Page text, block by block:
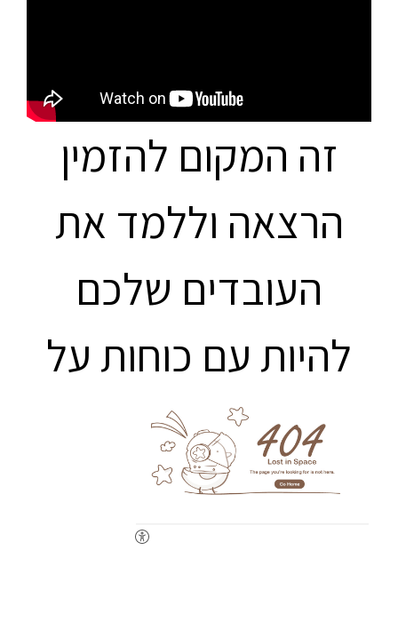
זה המקום להזמין
הרצאה וללמד את
העובדים שלכם
להיות עם כוחות על